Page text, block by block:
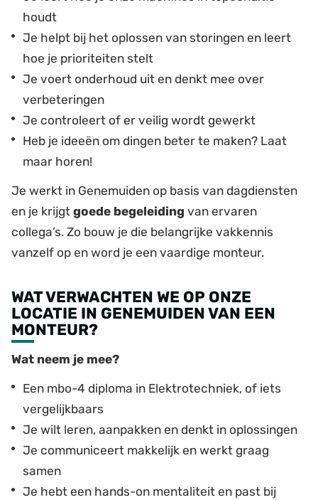
houdt
Je helpt bij het oplossen van storingen en leert
hoe je prioriteiten stelt
Je voert onderhoud uit en denkt mee over
verbeteringen
Je controleert of er veilig wordt gewerkt
Heb je ideeën om dingen beter te maken? Laat
maar horen!
Je werkt in Genemuiden op basis van dagdiensten
en je krijgt goede begeleiding van ervaren
collega’s. Zo bouw je die belangrijke vakkennis
vanzelf op en word je een vaardige monteur.
WAT VERWACHTEN WE OP ONZE
LOCATIE IN GENEMUIDEN VAN EEN
MONTEUR?
Wat neem je mee?
Een mbo-4 diploma in Elektrotechniek, of iets
vergelijkbaars
Je wilt leren, aanpakken en denkt in oplossingen
Je communiceert makkelijk en werkt graag
samen
Je hebt een hands-on mentaliteit en past bij